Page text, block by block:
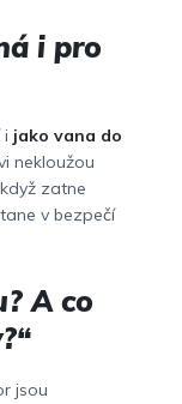
i pro
i jako vana do
nekloužou
zatne
v bezpečí
A co
jsou